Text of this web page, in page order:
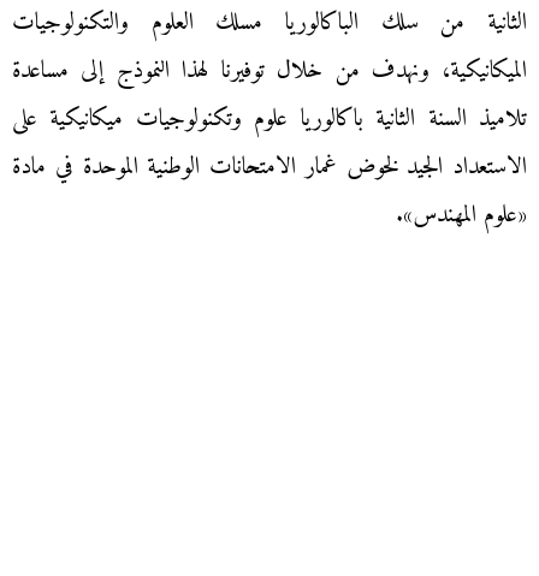
الثانية من سلك الباكالوريا مسلك العلوم والتكنولوجيات
الميكانيكية، ونهدف من خلال توفيرنا لهذا النموذج إلى مساعدة
تلاميذ السنة الثانية باكالوريا علوم وتكنولوجيات ميكانيكية على
الاستعداد الجيد لخوض غمار الامتحانات الوطنية الموحدة في مادة
«علوم المهندس».